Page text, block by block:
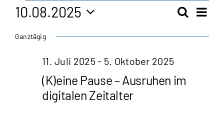
Veranstaltungen
für
August
2025
und
Suche
Tag
10.08.2025
wählen.
Ganztägig
(K)eine Pause – Ausruhen im
digitalen Zeitalter
11. Juli 2025- 5. Oktober 2025